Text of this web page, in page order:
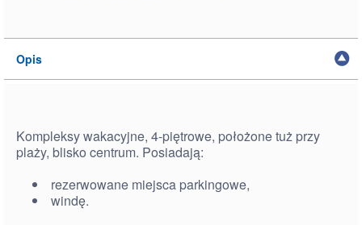
Opis
Kompleksy wakacyjne, 4-piętrowe, położone tuż przy
plaży, blisko centrum. Posiadają:
rezerwowane miejsca parkingowe,
windę.